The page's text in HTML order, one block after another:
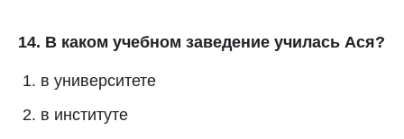
14. В каком учебном заведение училась Ася?
в университете
в институте